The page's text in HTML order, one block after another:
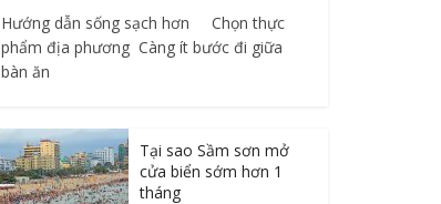
Hướng dẫn sống sạch hơn Chọn thực
phẩm địa phương ​ Càng ít bước đi giữa
bàn ăn
Tại sao Sầm sơn mở
cửa biển sớm hơn 1
tháng